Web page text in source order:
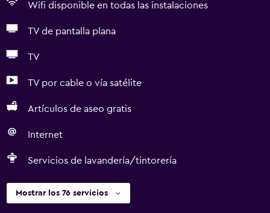
Wifi disponible en todas las instalaciones
TV de pantalla plana
TV
TV por cable o vía satélite
Artículos de aseo gratis
Internet
Servicios de lavandería/tintorería
Mostrar los 76 servicios